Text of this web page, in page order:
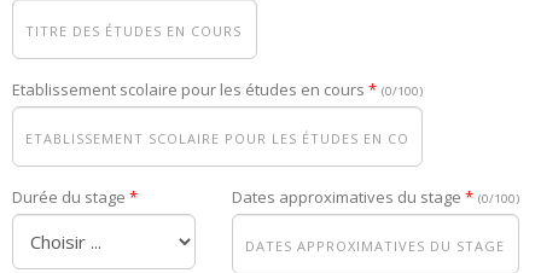
Etablissement scolaire pour les études en cours (0/100)
Durée du stage Dates approximatives du stage (0/100)